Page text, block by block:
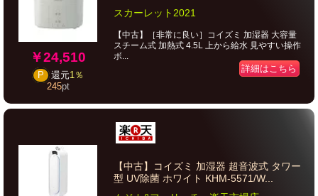
￥24,510
P 還元1％
245pt
スカーレット2021
【中古】［非常に良い］コイズミ 加湿器 大容量
スチーム式 加熱式 4.5L 上から給水 見やすい操作
ボ...
詳細はこちら
【中古】コイズミ 加湿器 超音波式 タワー
型 UV除菌 ホワイト KHM-5571/W...